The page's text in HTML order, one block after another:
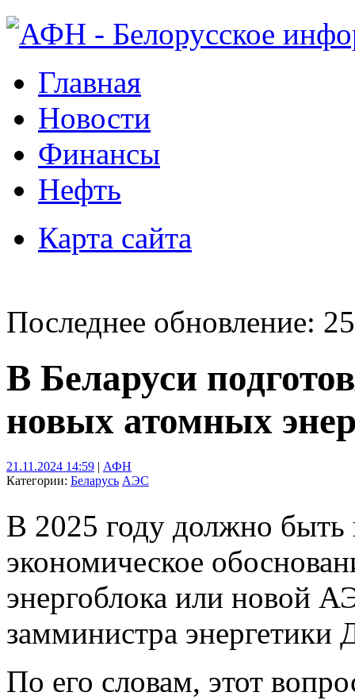
Главная
Новости
Финансы
Нефть
Карта сайта
Последнее обновление:
В Беларуси
новых атомных
21.11.2024 14:59 | АФН
Категории: Беларусь АЭС
В 2025 году должно быть
экономическое
энергоблока или новой
замминистра энергетики
По его словам, этот